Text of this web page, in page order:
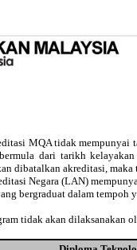
MQA tidak
dari tarikh
dibatalkan akreditasi,
Negara (LAN)
bergraduat dalam tempoh
tidak akan dilaksanakan